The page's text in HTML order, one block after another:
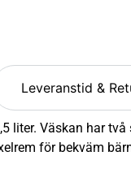
Leveranstid &
liter. Väskan har
för bekväm